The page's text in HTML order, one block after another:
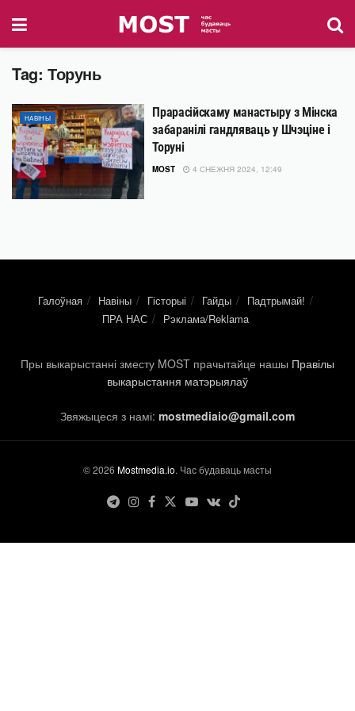
Tag: Торунь
НАВІНЫ
Прарасійскаму манастыру з Мінска
забаранілі гандляваць у Шчэціне і
Торуні
MOST 4 СНЕЖНЯ 2024, 12:49
Галоўная Навіны Гісторыі Гайды
Падтрымай!
ПРА НАС
Рэклама/Reklama
Пры выкарыстанні зместу MOST прачытайце нашы Правілы
выкарыстання матэрыялаў
Звяжыцеся з намі: mostmediaio@gmail.com
© 2026 Mostmedia.io. Час будаваць масты